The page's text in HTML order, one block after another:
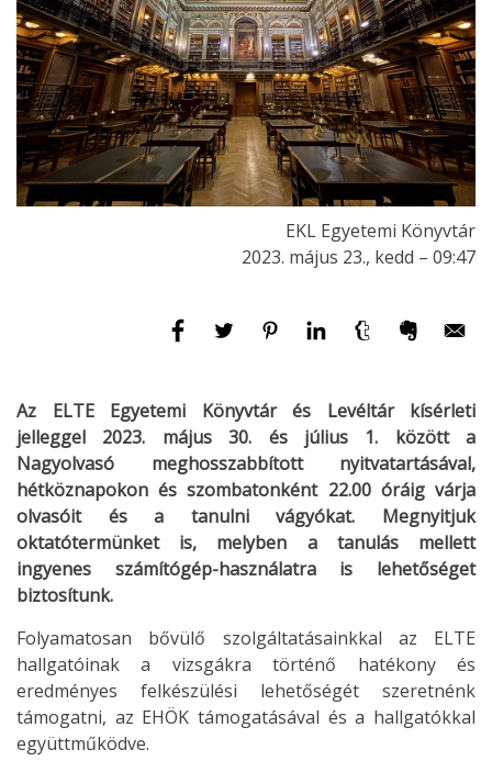
EKL Egyetemi Könyvtár
2023. május 23., kedd – 09:47
Az ELTE Egyetemi Könyvtár és Levéltár kísérleti
jelleggel 2023. május 30. és július 1. között a
Nagyolvasó meghosszabbított nyitvatartásával,
hétköznapokon és szombatonként 22.00 óráig várja
olvasóit és a tanulni vágyókat. Megnyitjuk
oktatótermünket is, melyben a tanulás mellett
ingyenes számítógép-használatra is lehetőséget
biztosítunk.
Folyamatosan bővülő szolgáltatásainkkal az ELTE
hallgatóinak a vizsgákra történő hatékony és
eredményes felkészülési lehetőségét szeretnénk
támogatni, az EHÖK támogatásával és a hallgatókkal
együttműködve.